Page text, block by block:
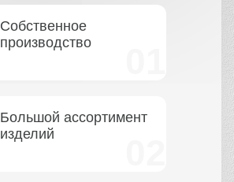
Собственное
производство
Большой ассортимент
изделий